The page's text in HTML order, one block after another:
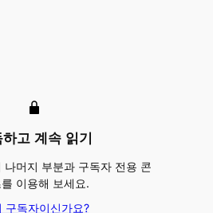
고 계속 읽기
나머지 부분과 구독자 전용 콘
이용해 보세요.
구독자이신가요?